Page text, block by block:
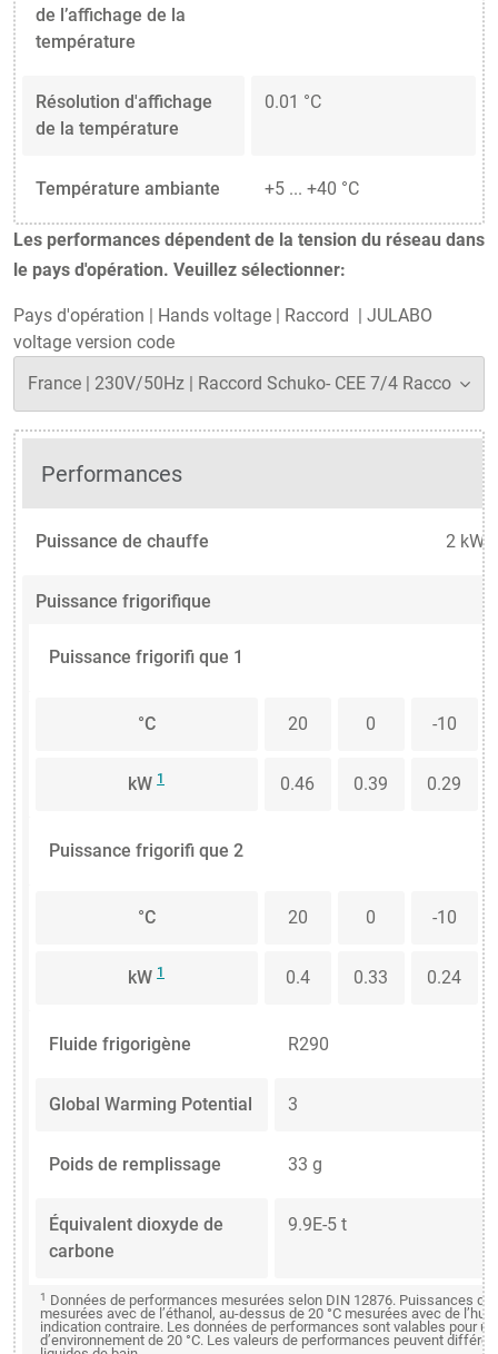
de l’affichage de la
température
Résolution d'affichage
de la température
0.01 °C
Température ambiante +5 ... +40 °C
Les performances dépendent de la tension du réseau dans
le pays d'opération. Veuillez sélectionner:
Pays d'opération | Hands voltage | Raccord | JULABO
voltage version code
Performances
Puissance de chauffe 2 kW
Puissance frigorifique
Puissance frigorifi que 1
°C 20 0 -10
kW1 0.46 0.39 0.29
Puissance frigorifi que 2
°C 20 0 -10
kW1 0.4 0.33 0.24
Fluide frigorigène R290
Global Warming Potential 3
Poids de remplissage 33 g
Équivalent dioxyde de
carbone
9.9E-5 t
1 Données de performances mesurées selon DIN 12876. Puissances de
mesurées avec de l’éthanol, au-dessus de 20 °C mesurées avec de
indication contraire. Les données de performances sont valables pour
d’environnement de 20 °C. Les valeurs de performances peuvent différer